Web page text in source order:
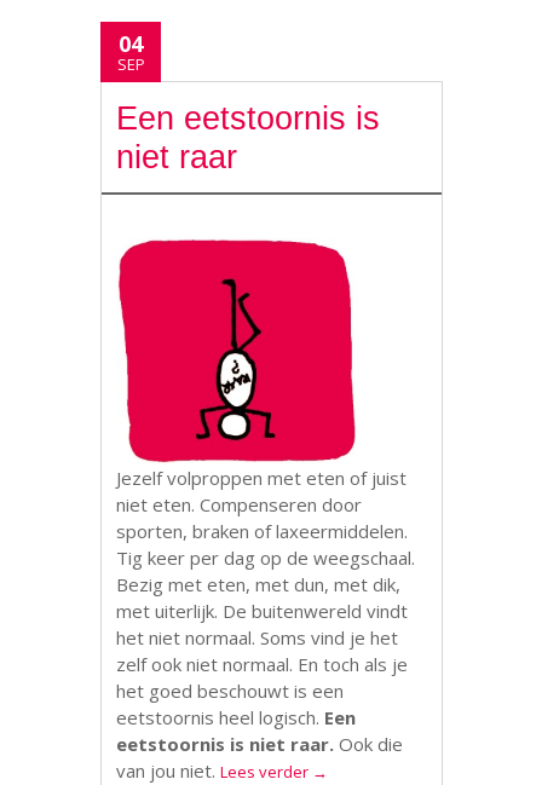
04
SEP
Een eetstoornis is
niet raar
Jezelf volproppen met eten of juist
niet eten. Compenseren door
sporten, braken of laxeermiddelen.
Tig keer per dag op de weegschaal.
Bezig met eten, met dun, met dik,
met uiterlijk. De buitenwereld vindt
het niet normaal. Soms vind je het
zelf ook niet normaal. En toch als je
het goed beschouwt is een
eetstoornis heel logisch. Een
eetstoornis is niet raar.Ook die
van jou niet.Lees verder →